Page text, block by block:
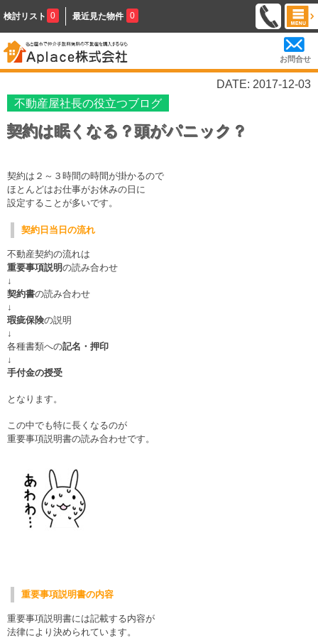
検討リスト 0 最近見た物件 0
お問合せ
DATE: 2017-12-03
不動産屋社長の役立つブログ
契約は眠くなる？頭がパニック？
契約は２～３時間の時間が掛かるので
ほとんどはお仕事がお休みの日に
設定することが多いです。
契約日当日の流れ
不動産契約の流れは
重要事項説明の読み合わせ
↓
契約書の読み合わせ
↓
瑕疵保険の説明
↓
各種書類への記名・押印
↓
手付金の授受
となります。
この中でも特に長くなるのが
重要事項説明書の読み合わせです。
重要事項説明書の内容
重要事項説明書には記載する内容が
法律により決められています。